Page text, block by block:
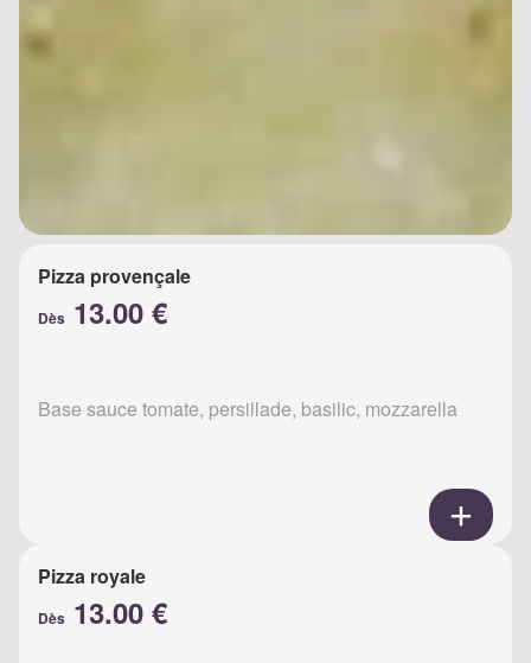
Pizza provençale
Dès 13.00 €
Base sauce tomate, persillade, basilic, mozzarella
Pizza royale
Dès 13.00 €